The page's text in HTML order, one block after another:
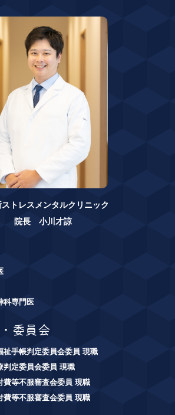
トレスメンタルクリニック
院長 小川才諒
科専門医
委員会
祉手帳判定委員会委員 現職
判定委員会委員 現職
費等不服審査会委員 現職
費等不服審査会委員 現職